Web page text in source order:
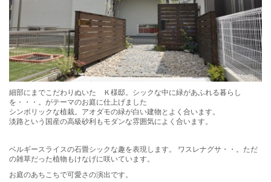
細部にまでこだわりぬいた Ｋ様邸。シックな中に緑があふれる暮らし
を・・・。がテーマのお庭に仕上げました
シンボリックな植栽。アオダモの緑が白い建物とよく合います。
淡路という国産の高級砂利もモダンな雰囲気によく合います。
ベルギースライスの石畳シックな趣を表現します。 ワスレナグサ・・。ただ
の雑草だった植物もけなげに咲いています。
お庭のあちこちで可愛さの演出です。